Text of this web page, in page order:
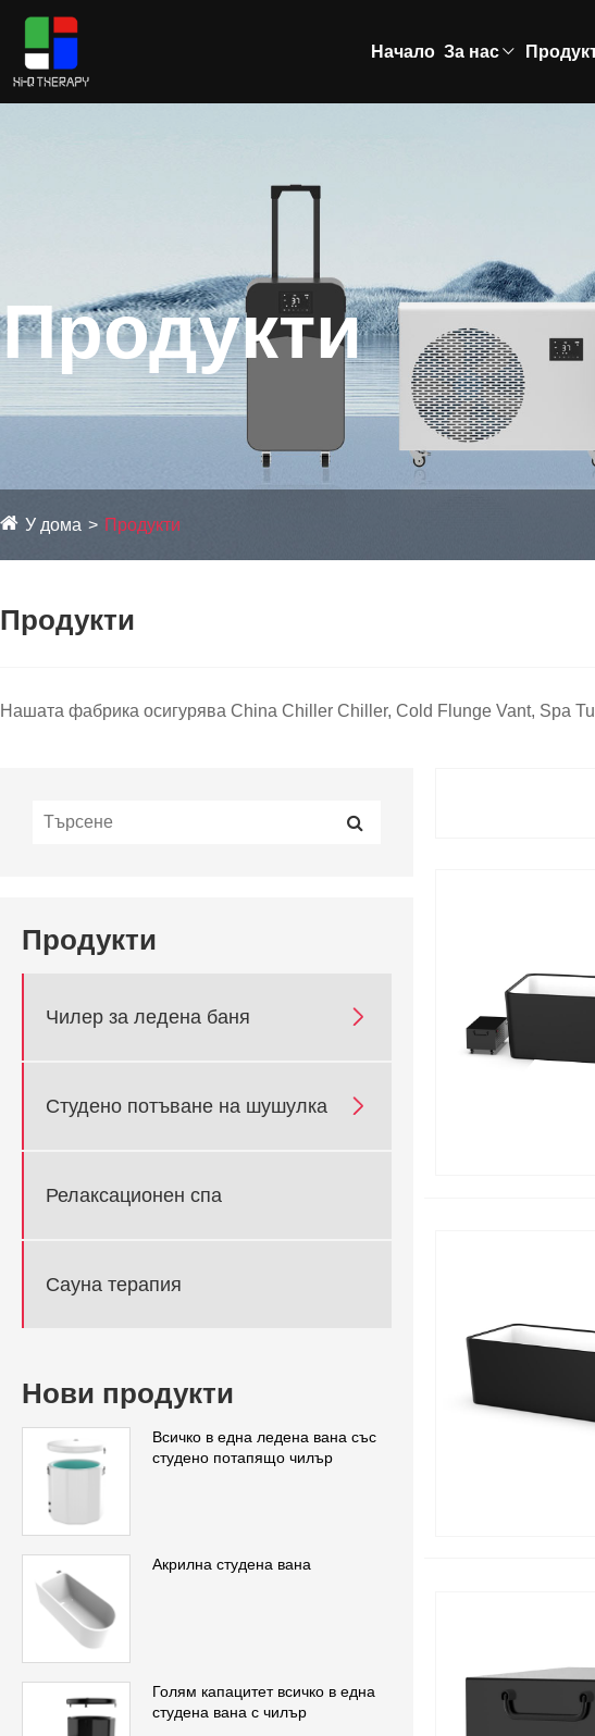
Начало За нас
Продукти
У дома Продукти
Продукти
Нашата фабрика осигурява China Chiller Chiller, Cold Flunge Vant, Spa
Продукти
Чилер за ледена баня 
Студено потъване на шушулка 
Релаксационен спа
Сауна терапия
Нови продукти
Всичко в една ледена вана със
студено потапящо чилър
Акрилна студена вана
Голям капацитет всичко в една
студена вана с чилър